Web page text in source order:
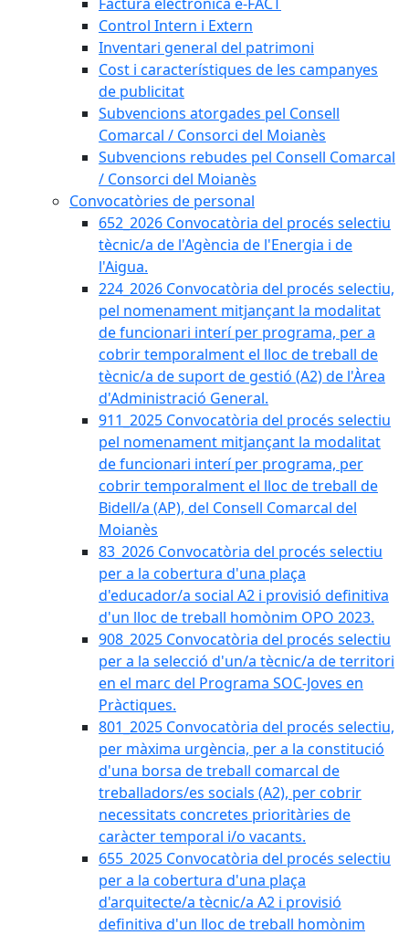
Control Intern i Extern
Inventari general del patrimoni
Cost i característiques de les campanyes
de publicitat
Subvencions atorgades pel Consell
Comarcal / Consorci del Moianès
Subvencions rebudes pel Consell Comarcal
/ Consorci del Moianès
Convocatòries de personal
652_2026 Convocatòria del procés selectiu
tècnic/a de l'Agència de l'Energia i de
l'Aigua.
224_2026 Convocatòria del procés selectiu,
pel nomenament mitjançant la modalitat
de funcionari interí per programa, per a
cobrir temporalment el lloc de treball de
tècnic/a de suport de gestió (A2) de l'Àrea
d'Administració General.
911_2025 Convocatòria del procés selectiu
pel nomenament mitjançant la modalitat
de funcionari interí per programa, per
cobrir temporalment el lloc de treball de
Bidell/a (AP), del Consell Comarcal del
Moianès
83_2026 Convocatòria del procés selectiu
per a la cobertura d'una plaça
d'educador/a social A2 i provisió definitiva
d'un lloc de treball homònim OPO 2023.
908_2025 Convocatòria del procés selectiu
per a la selecció d'un/a tècnic/a de territori
en el marc del Programa SOC-Joves en
Pràctiques.
801_2025 Convocatòria del procés selectiu,
per màxima urgència, per a la constitució
d'una borsa de treball comarcal de
treballadors/es socials (A2), per cobrir
necessitats concretes prioritàries de
caràcter temporal i/o vacants.
655_2025 Convocatòria del procés selectiu
per a la cobertura d'una plaça
d'arquitecte/a tècnic/a A2 i provisió
definitiva d'un lloc de treball homònim